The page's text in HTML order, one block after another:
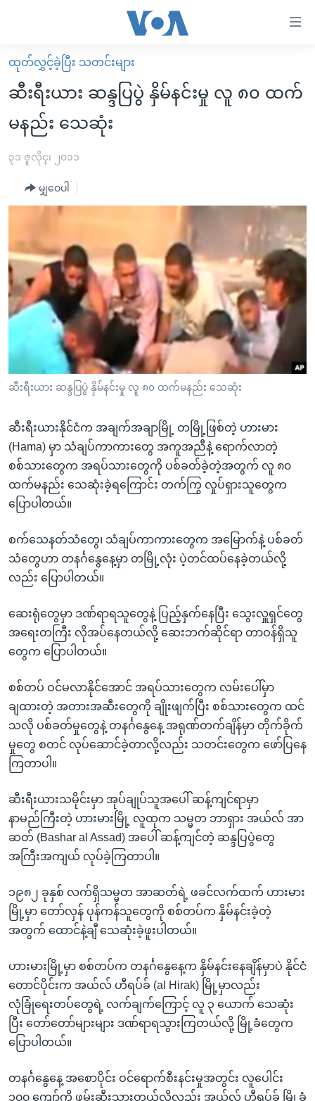
လွယ်ကူ
စေ
Link
များ
အကြောင်းအရာ
ကျော်
ကြည့်
ရန်
ပင်မ
အ
စာမျက်နှာ
သို့
ရန်
ရှာဖွေ
ရန်
နေရာ
သို့
ရန်
မူလစာမျက်နှာ
မြန်မာ
ကမ္ဘာ့သတင်းများ
နိုင်ငံတကာ
ဗွီဒီယို
ရပ်ဝန်းတခု လမ်းတခု အလွန်
အမေရိကန်သုံးအီဒီယံ
မကြေးမုံရဲ့ အင်္ဂလိပ်စာ
ရုပ်ရှင်ထဲက အင်္ဂလိပ်စာ
သုတပဒေသာ အင်္ဂလိပ်စာ
အပတ်စဉ်ကဏ္ဍများ
ရေဒီယို
တီဗွီ
ရေဒီယိုနှင့်ရုပ်သံ အချက်အလက်များ
ရေဒီယို/တီဗွီအစီအစဉ်
Learning English
ဗွီအိုအေ လူမှုကွန်ယက်များ
ဘာသာစကားများ
ထုတ်လွှင့်ခဲ့ပြီး သတင်းများ
ဆီးရီးယား ဆန္ဒပြပွဲ နှိမ်နင်းမှု လူ ၈၀ ထက်
မနည်း သေဆုံး
၃၁ ဇူလိုင္၊ ၂၀၁၁
မျှဝေပါ
ဆီးရီးယား ဆန္ဒပြပွဲ နှိမ်နင်းမှု လူ ၈၀ ထက်မနည်း သေဆုံး
ဆီးရီးယားနိုင်ငံက အချက်အချာမြို့ တမြို့ဖြစ်တဲ့ ဟားမား
(Hama) မှာ သံချပ်ကာကားတွေ အကူအညီနဲ့ ရောက်လာတဲ့
စစ်သားတွေက အရပ်သားတွေကို ပစ်ခတ်ခဲ့တဲ့အတွက် လူ ၈၀
ထက်မနည်း သေဆုံးခဲ့ရကြောင်း တက်ကြွ လှုပ်ရှားသူတွေက
ပြောပါတယ်။
စက်သေနတ်သံတွေ၊ သံချပ်ကာကားတွေက အမြောက်နဲ့ ပစ်ခတ်
သံတွေဟာ တနင်္ဂနွေနေ့မှာ တမြို့လုံး ပဲ့တင်ထပ်နေခဲ့တယ်လို့
လည်း ပြောပါတယ်။
ဆေးရုံတွေမှာ ဒဏ်ရာရသူတွေနဲ့ ပြည့်နှက်နေပြီး သွေးလှူရှင်တွေ
အရေးတကြီး လိုအပ်နေတယ်လို့ ဆေးဘက်ဆိုင်ရာ တာဝန်ရှိသူ
တွေက ပြောပါတယ်။
စစ်တပ် ဝင်မလာနိုင်အောင် အရပ်သားတွေက လမ်းပေါ်မှာ
ချထားတဲ့ အတားအဆီးတွေကို ချိုးဖျက်ပြီး စစ်သားတွေက ထင်
သလို ပစ်ခတ်မှုတွေနဲ့ တနင်္ဂနွေနေ့ အရုဏ်တက်ချိန်မှာ တိုက်ခိုက်
မှုတွေ စတင် လုပ်ဆောင်ခဲ့တာလို့လည်း သတင်းတွေက ဖော်ပြနေ
ကြတာပါ။
ဆီးရီးယားသမိုင်းမှာ အုပ်ချုပ်သူအပေါ် ဆန့်ကျင်ရာမှာ
နာမည်ကြီးတဲ့ ဟားမားမြို့ လူထုက သမ္မတ ဘာရှား အယ်လ် အာ
ဆတ် (Bashar al Assad) အပေါ် ဆန့်ကျင်တဲ့ ဆန္ဒပြပွဲတွေ
အကြီးအကျယ် လုပ်ခဲ့ကြတာပါ။
၁၉၈၂ ခုနှစ် လက်ရှိသမ္မတ အာဆတ်ရဲ့ ဖခင်လက်ထက် ဟားမား
မြို့မှာ တော်လှန် ပုန်ကန်သူတွေကို စစ်တပ်က နှိမ်နင်းခဲ့တဲ့
အတွက် ထောင်နဲ့ချီ သေဆုံးခဲ့ဖူးပါတယ်။
ဟားမားမြို့မှာ စစ်တပ်က တနင်္ဂနွေနေ့က နှိမ်နင်းနေချိန်မှာပဲ နိုင်ငံ
တောင်ပိုင်းက အယ်လ် ဟီရပ်ခ် (al Hirak) မြို့မှာလည်း
လုံခြုံရေးတပ်တွေရဲ့ လက်ချက်ကြောင့် လူ ၃ ယောက် သေဆုံး
ပြီး တော်တော်များများ ဒဏ်ရာရသွားကြတယ်လို့ မြို့ခံတွေက
ပြောပါတယ်။
တနင်္ဂနွေနေ့ အစောပိုင်း ဝင်ရောက်စီးနင်းမှုအတွင်း လူပေါင်း
၁၀၀ ကျော်ကို ဖမ်းဆီးသွားတယ်လို့လည်း အယ်လ် ဟီရပ်ခ် မြို့ခံ